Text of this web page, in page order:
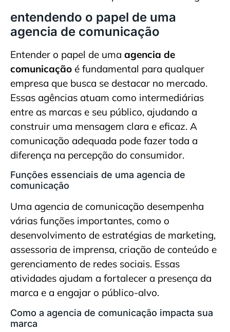
entendendo o papel de uma
agencia de comunicação
Entender o papel de uma agencia de
comunicação é fundamental para qualquer
empresa que busca se destacar no mercado.
Essas agências atuam como intermediárias
entre as marcas e seu público, ajudando a
construir uma mensagem clara e eficaz. A
comunicação adequada pode fazer toda a
diferença na percepção do consumidor.
Funções essenciais de uma agencia de
comunicação
Uma agencia de comunicação desempenha
várias funções importantes, como o
desenvolvimento de estratégias de marketing,
assessoria de imprensa, criação de conteúdo e
gerenciamento de redes sociais. Essas
atividades ajudam a fortalecer a presença da
marca e a engajar o público-alvo.
Como a agencia de comunicação impacta sua
marca